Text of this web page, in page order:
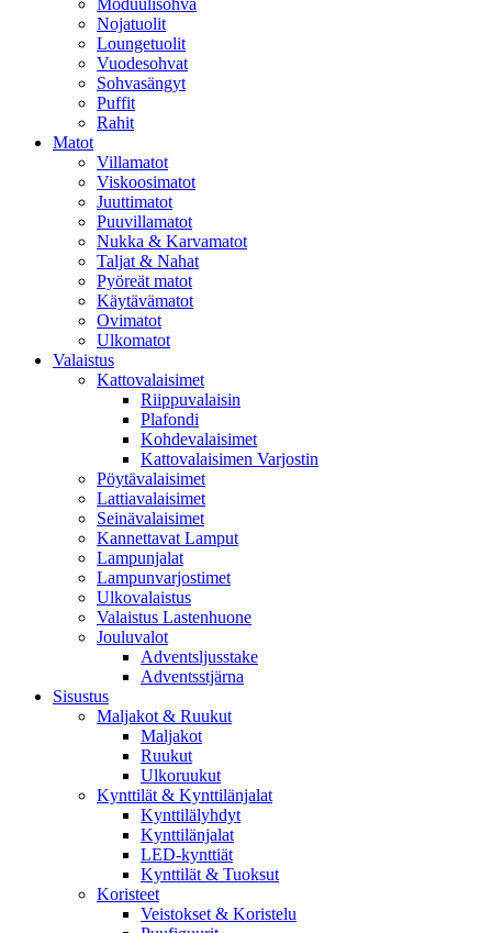
Moduulisohva
Nojatuolit
Loungetuolit
Vuodesohvat
Sohvasängyt
Puffit
Rahit
Matot
Villamatot
Viskoosimatot
Juuttimatot
Puuvillamatot
Nukka & Karvamatot
Taljat & Nahat
Pyöreät matot
Käytävämatot
Ovimatot
Ulkomatot
Valaistus
Kattovalaisimet
Riippuvalaisin
Plafondi
Kohdevalaisimet
Kattovalaisimen Varjostin
Pöytävalaisimet
Lattiavalaisimet
Seinävalaisimet
Kannettavat Lamput
Lampunjalat
Lampunvarjostimet
Ulkovalaistus
Valaistus Lastenhuone
Jouluvalot
Adventsljusstake
Adventsstjärna
Sisustus
Maljakot & Ruukut
Maljakot
Ruukut
Ulkoruukut
Kynttilät & Kynttilänjalat
Kynttilälyhdyt
Kynttilänjalat
LED-kynttiät
Kynttilät & Tuoksut
Koristeet
Veistokset & Koristelu